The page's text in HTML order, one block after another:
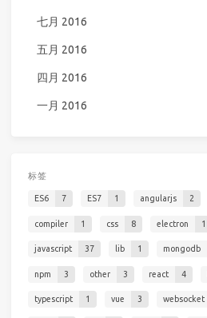
七月 2016
五月 2016
四月 2016
一月 2016
标签
ES6 7 ES7 1 angularjs 2
compiler 1 css 8 electron 1
javascript 37 lib 1 mongodb
npm 3 other 3 react 4
typescript 1 vue 3 websocket